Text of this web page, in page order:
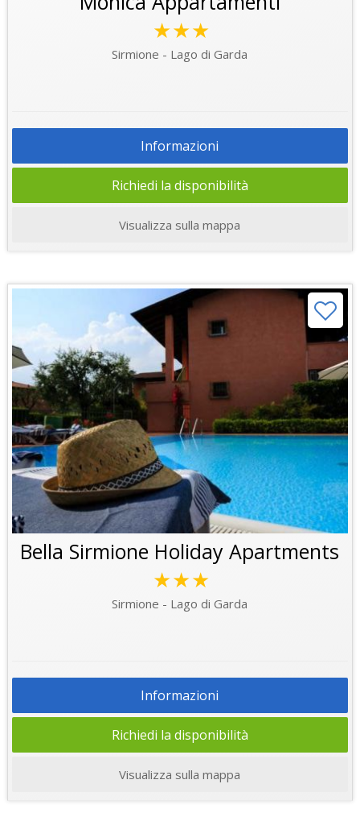
★★★
Sirmione - Lago di Garda
Informazioni
Richiedi la disponibilità
Visualizza sulla mappa
Bella Sirmione Holiday Apartments
★★★
Sirmione - Lago di Garda
Informazioni
Richiedi la disponibilità
Visualizza sulla mappa